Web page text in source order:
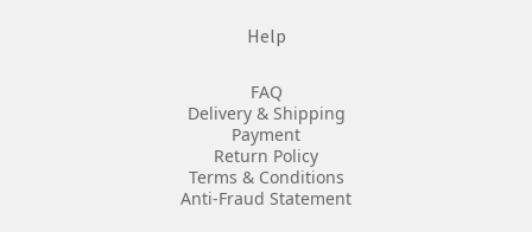
Help
FAQ
Delivery & Shipping
Payment
Return Policy
Terms & Conditions
Anti-Fraud Statement